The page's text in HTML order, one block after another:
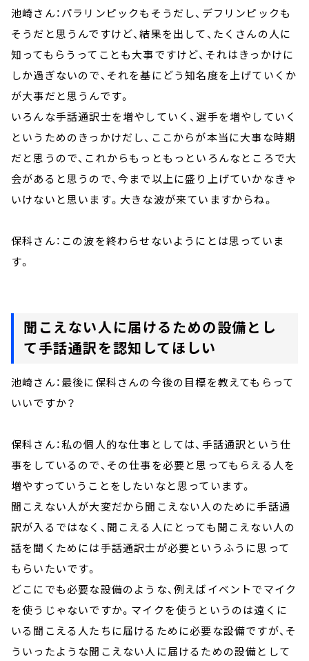
池崎さん：パラリンピックもそうだし、デフリンピックも
そうだと思うんですけど、結果を出して、たくさんの人に
知ってもらうってことも大事ですけど、それはきっかけに
しか過ぎないので、それを基にどう知名度を上げていくか
が大事だと思うんです。
いろんな手話通訳士を増やしていく、選手を増やしていく
というためのきっかけだし、ここからが本当に大事な時期
だと思うので、これからもっともっといろんなところで大
会があると思うので、今まで以上に盛り上げていかなきゃ
いけないと思います。大きな波が来ていますからね。
保科さん：この波を終わらせないようにとは思っていま
す。
聞こえない人に届けるための設備とし
て手話通訳を認知してほしい
池崎さん：最後に保科さんの今後の目標を教えてもらって
いいですか？
保科さん：私の個人的な仕事としては、手話通訳という仕
事をしているので、その仕事を必要と思ってもらえる人を
増やすっていうことをしたいなと思っています。
聞こえない人が大変だから聞こえない人のために手話通
訳が入るではなく、聞こえる人にとっても聞こえない人の
話を聞くためには手話通訳士が必要というふうに思って
もらいたいです。
どこにでも必要な設備のような、例えばイベントでマイク
を使うじゃないですか。マイクを使うというのは遠くに
いる聞こえる人たちに届けるために必要な設備ですが、そ
ういったような聞こえない人に届けるための設備として